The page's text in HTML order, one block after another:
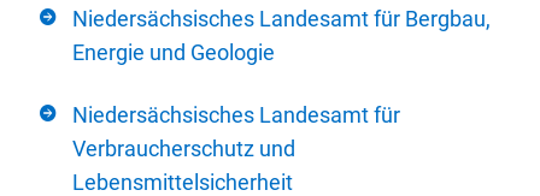
Niedersächsisches Landesamt für Bergbau,
Energie und Geologie
Niedersächsisches Landesamt für
Verbraucherschutz und
Lebensmittelsicherheit